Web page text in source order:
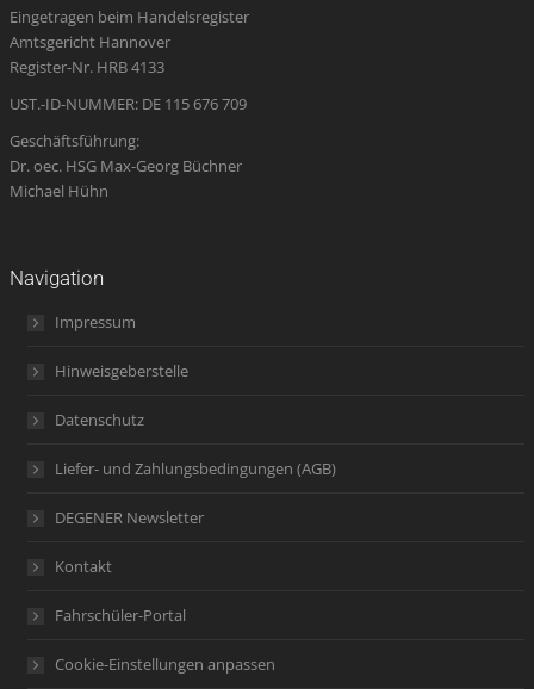
new
window
new
window
new
window
in
new
new
Eingetragen beim Handelsregister
Amtsgericht Hannover
Register-Nr. HRB 4133
UST.-ID-NUMMER: DE 115 676 709
Geschäftsführung:
Dr. oec. HSG Max-Georg Büchner
Michael Hühn
Navigation
Impressum
Hinweisgeberstelle
Datenschutz
Liefer- und Zahlungsbedingungen (AGB)
DEGENER Newsletter
Kontakt
Fahrschüler-Portal
Cookie-Einstellungen anpassen